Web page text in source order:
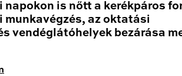
napokon is nőtt a kerékpáros
munkavégzés, az oktatási
vendéglátóhelyek bezárása